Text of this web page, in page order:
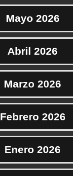
Mayo 2026
Abril 2026
Marzo 2026
Febrero 2026
Enero 2026